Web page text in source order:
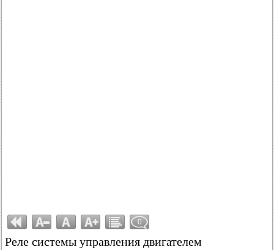
0
Реле системы управления двигателем